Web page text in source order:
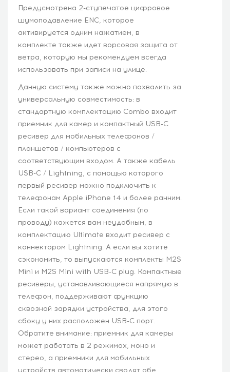
Предусмотрена 2-ступечатое цифровое
шумоподавление ENC, которое
активируется одним нажатием, в
комплекте также идет ворсовая защита от
ветра, которую мы рекомендуем всегда
использовать при записи на улице.
Данную систему также можно похвалить за
универсальную совместимость: в
стандартную комплектацию Combo входит
приемник для камер и компактный USB-C
ресивер для мобильных телефонов /
планшетов / компьютеров с
соответствующим входом. А также кабель
USB-C / Lightning, с помощью которого
первый ресивер можно подключить к
телефонам Apple iPhone 14 и более ранним.
Если такой вариант соединения (по
проводу) кажется вам неудобным, в
комплектацию Ultimate входит ресивер с
коннектором Lightning. А если вы хотите
сэкономить, то выпускаются комплекты M2S
Mini и M2S Mini with USB-C plug. Компактные
ресиверы, устанавливающиеся напрямую в
телефон, поддерживают функцию
сквозной зарядки устройства, для этого
сбоку у них расположен USB-C порт.
Обратите внимание: приемник для камеры
может работать в 2 режимах, моно и
стерео, а приемники для мобильных
устройств автоматически сводят обе